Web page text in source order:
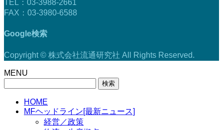
TEL：03-3988-2661
FAX：03-3980-6588
Google検索
Copyright © 株式会社流通研究社 All Rights Reserved.
MENU
HOME
MFヘッドライン[最新ニュース]
経営／政策